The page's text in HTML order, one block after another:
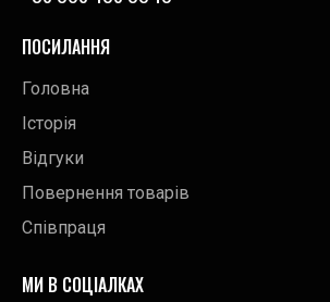
ПОСИЛАННЯ
Головна
Історія
Відгуки
Повернення товарів
Співпраця
МИ В СОЦІАЛКАХ